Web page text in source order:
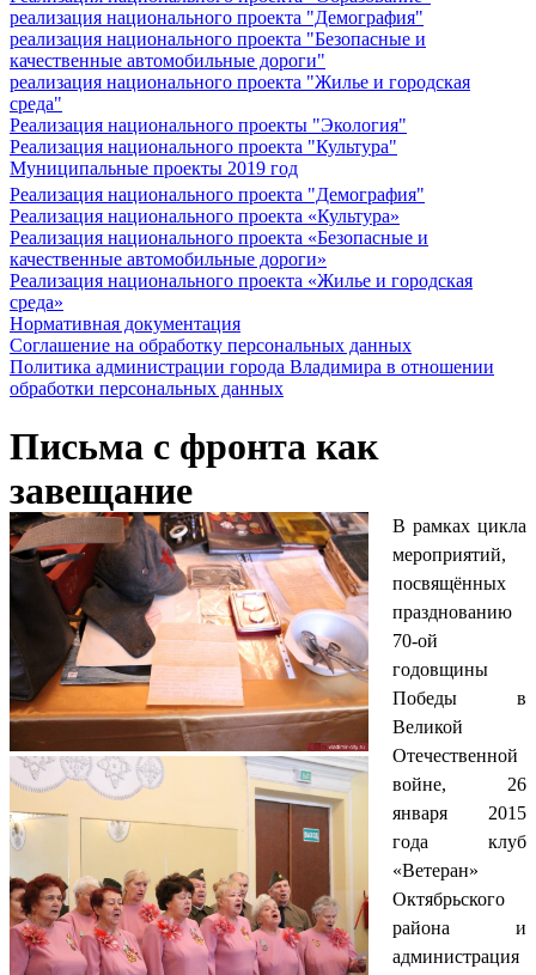
реализация национального проекта "Демография"
реализация национального проекта "Безопасные и
качественные автомобильные дороги"
реализация национального проекта "Жилье и городская
среда"
Реализация национального проекты "Экология"
Реализация национального проекта "Культура"
Муниципальные проекты 2019 год
Реализация национального проекта "Демография"
Реализация национального проекта «Культура»
Реализация национального проекта «Безопасные и
качественные автомобильные дороги»
Реализация национального проекта «Жилье и городская
среда»
Нормативная документация
Соглашение на обработку персональных данных
Политика администрации города Владимира в отношении
обработки персональных данных
Письма с фронта как
завещание
В рамках цикла
мероприятий,
посвящённых
празднованию
70-ой
годовщины
Победы в
Великой
Отечественной
войне, 26
января 2015
года клуб
«Ветеран»
Октябрьского
района и
администрация